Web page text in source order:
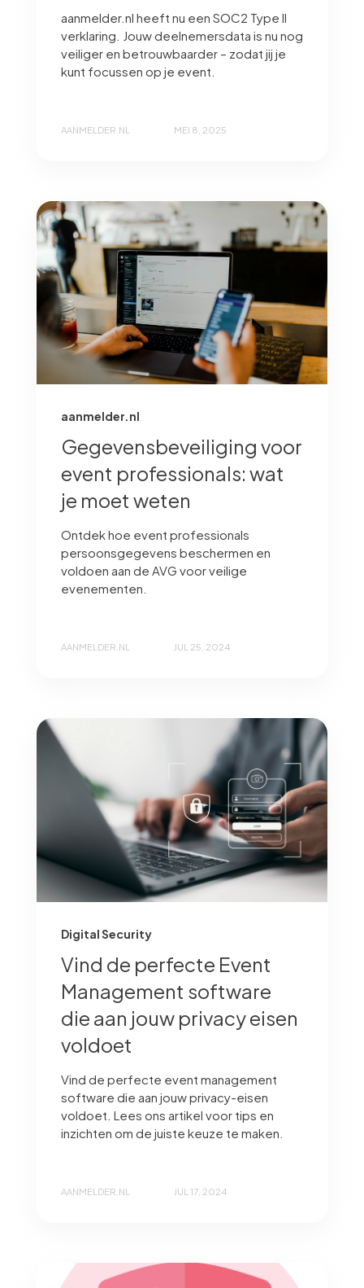
aanmelder.nl heeft nu een SOC2 Type II
verklaring. Jouw deelnemersdata is nu nog
veiliger en betrouwbaarder – zodat jij je
kunt focussen op je event.
AANMELDER.NL MEI 8, 2025
aanmelder.nl
Gegevensbeveiliging voor
event professionals: wat
je moet weten
Ontdek hoe event professionals
persoonsgegevens beschermen en
voldoen aan de AVG voor veilige
evenementen.
AANMELDER.NL JUL 25, 2024
Digital Security
Vind de perfecte Event
Management software
die aan jouw privacy eisen
voldoet
Vind de perfecte event management
software die aan jouw privacy-eisen
voldoet. Lees ons artikel voor tips en
inzichten om de juiste keuze te maken.
AANMELDER.NL JUL 17, 2024